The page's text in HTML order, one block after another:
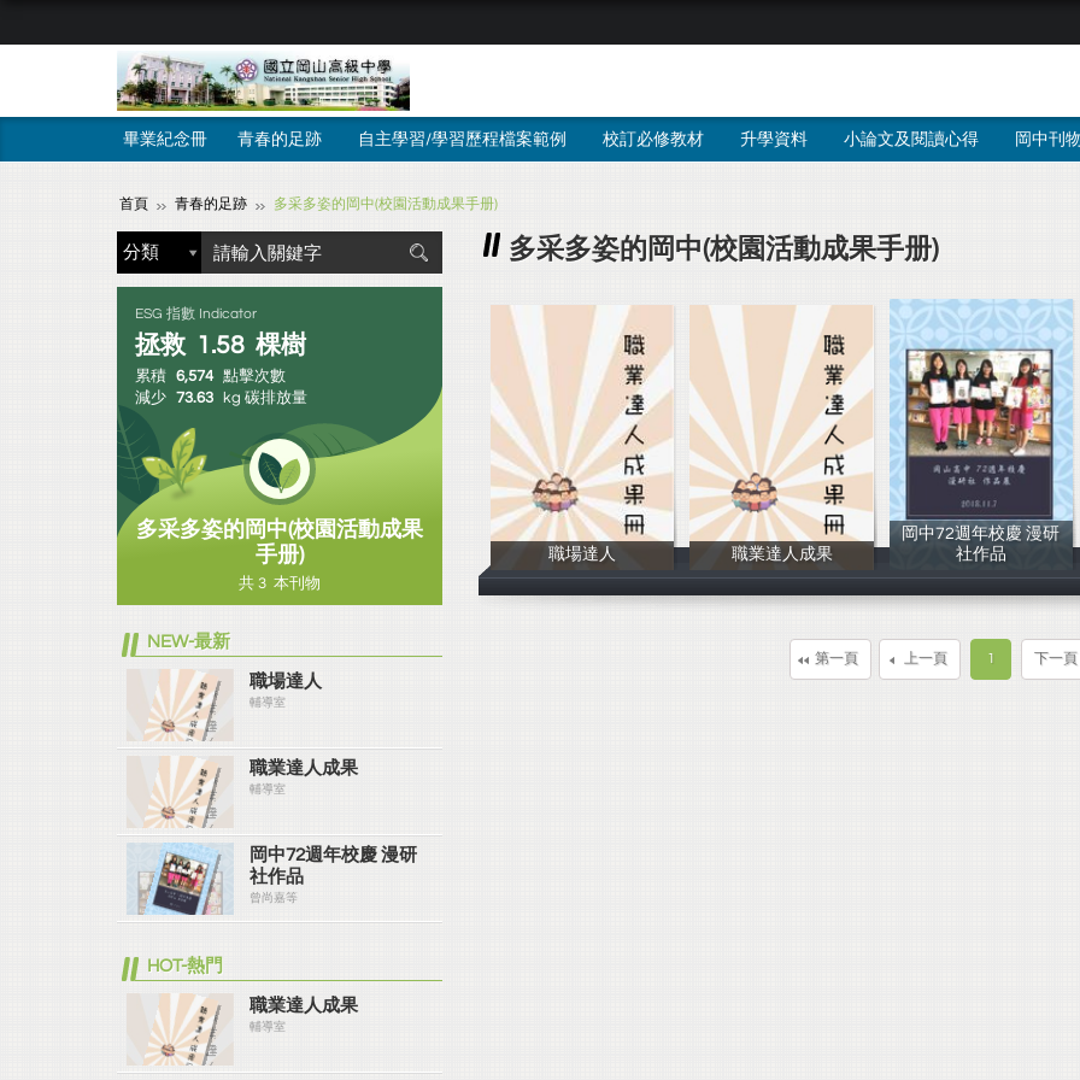
畢業紀念冊 青春的足跡 自主學習/學習歷程檔案範例 校訂必修教材 升學資料 小論文及閱讀心得 岡中刊
首頁 青春的足跡 多采多姿的岡中(校園活動成果手册)
多采多姿的岡中(校園活動成果手册)
職場達人
輔導室
職業達人成果
輔導室
岡中72週年校慶 漫研
社作品
曾尚嘉等
第一頁 上一頁 1 下一頁
ESG 指數 Indicator
拯救 1.58 棵樹
累積 6,574 點擊次數
減少 73.63 kg 碳排放量
多采多姿的岡中(校園活動成果
手册)
共 3 本刊物
NEW-最新
職場達人
輔導室
職業達人成果
輔導室
岡中72週年校慶 漫研
社作品
曾尚嘉等
HOT-熱門
職業達人成果
輔導室